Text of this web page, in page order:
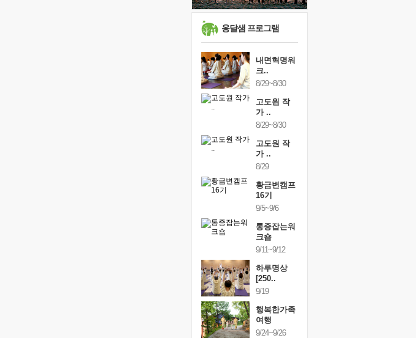
못된 꼰대들
희망이란
'모른다'는 것
옹달샘 프로그램
내면혁명워
크..
8/29~8/30
고도원 작
가 ..
8/29~8/30
고도원 작
가 ..
8/29
황금변캠프
16기
9/5~9/6
통증잡는워
크숍
9/11~9/12
하루명상
[250..
9/19
행복한가족
여행
9/24~9/26